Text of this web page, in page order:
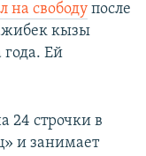
на свободу после
кызы
года. Ей
24 строчки в
и занимает